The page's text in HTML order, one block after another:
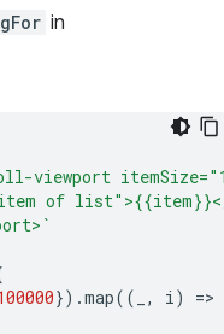
in
viewport
of
}).map(( , i) =>